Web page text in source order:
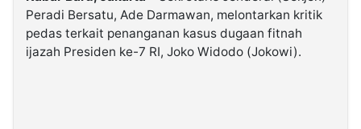
Kabarbaru.co
Peradi Bersatu, Ade Darmawan, melontarkan kritik
pedas terkait penanganan kasus dugaan fitnah
ijazah Presiden ke-7 RI, Joko Widodo (Jokowi).